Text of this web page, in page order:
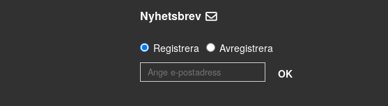
Nyhetsbrev
Registrera
Avregistrera
OK